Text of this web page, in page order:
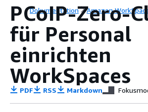
Dokumentation Amazon
PCoIP-Zero-
für Personal
einrichten
WorkSpaces
PDF RSS Markdown